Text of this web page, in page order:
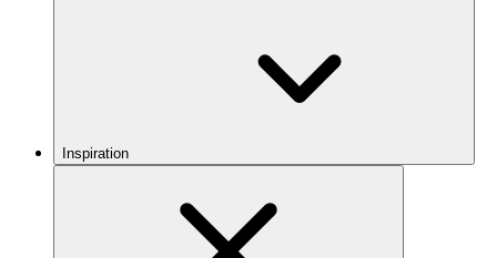
Inspiration